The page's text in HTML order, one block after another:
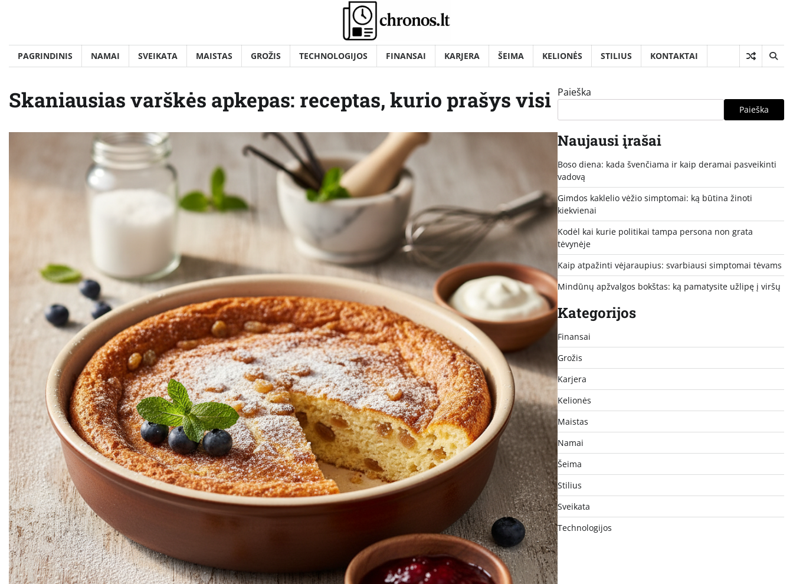
PAGRINDINIS NAMAI SVEIKATA MAISTAS GROŽIS TECHNOLOGIJOS FINANSAI KARJERA ŠEIMA KELIONĖS STILIUS KONTAKTAI
Skaniausias varškės apkepas: receptas, kurio prašys visi Paieška
Paieška
Naujausi įrašai
Boso diena: kada švenčiama ir kaip deramai pasveikinti
vadovą
Gimdos kaklelio vėžio simptomai: ką būtina žinoti
kiekvienai
Kodėl kai kurie politikai tampa persona non grata
tėvynėje
Kaip atpažinti vėjaraupius: svarbiausi simptomai tėvams
Mindūnų apžvalgos bokštas: ką pamatysite užlipę į viršų
Kategorijos
Finansai
Grožis
Karjera
Kelionės
Maistas
Namai
Šeima
Stilius
Sveikata
Technologijos